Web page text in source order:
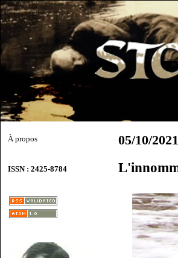
À propos
ISSN : 2425-8784
05/10/2021